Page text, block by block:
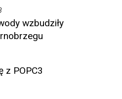
wzbudziły
z POPC3